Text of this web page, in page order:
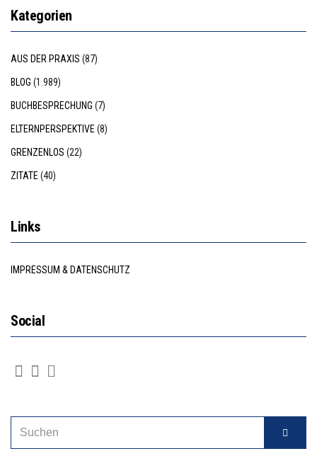
Kategorien
AUS DER PRAXIS (87)
BLOG (1.989)
BUCHBESPRECHUNG (7)
ELTERNPERSPEKTIVE(8)
GRENZENLOS (22)
ZITATE(40)
Links
IMPRESSUM & DATENSCHUTZ
Social